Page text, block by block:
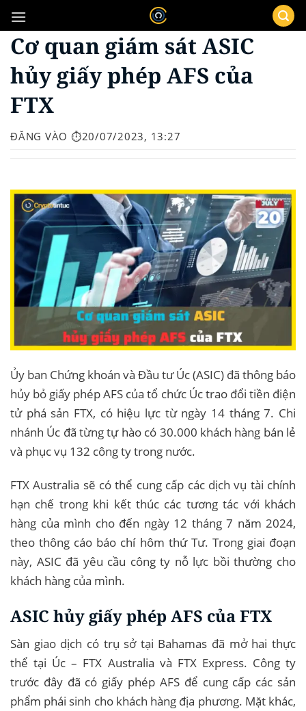
qua
nội
dung
Cơ quan giám sát ASIC
hủy giấy phép AFS của
FTX
ĐĂNG VÀO ⏱️20/07/2023, 13:27
Ủy ban Chứng khoán và Đầu tư Úc (ASIC) đã thông báo
hủy bỏ giấy phép AFS của tổ chức Úc trao đổi tiền điện
tử phá sản FTX, có hiệu lực từ ngày 14 tháng 7. Chi
nhánh Úc đã từng tự hào có 30.000 khách hàng bán lẻ
và phục vụ 132 công ty trong nước.
FTX Australia sẽ có thể cung cấp các dịch vụ tài chính
hạn chế trong khi kết thúc các tương tác với khách
hàng của mình cho đến ngày 12 tháng 7 năm 2024,
theo thông cáo báo chí hôm thứ Tư. Trong giai đoạn
này, ASIC đã yêu cầu công ty nỗ lực bồi thường cho
khách hàng của mình.
ASIC hủy giấy phép AFS của FTX
Sàn giao dịch có trụ sở tại Bahamas đã mở hai thực
thể tại Úc – FTX Australia và FTX Express. Công ty
trước đây đã có giấy phép AFS để cung cấp các sản
phẩm phái sinh cho khách hàng địa phương. Mặt khác,